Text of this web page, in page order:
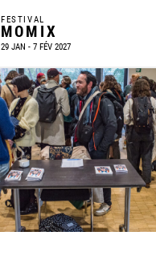
FESTIVAL
MOMIX
29 JAN - 7 FÉV 2027